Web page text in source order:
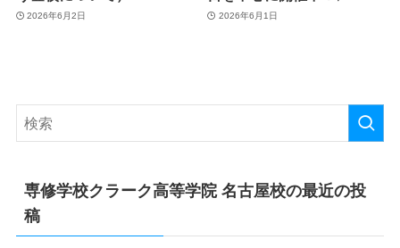
2026年6月2日 2026年6月1日
専修学校クラーク高等学院 名古屋校の最近の投
稿